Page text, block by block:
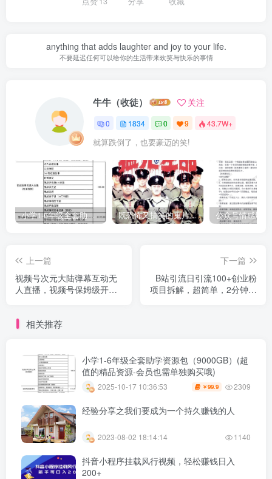
anything that adds laughter and joy to your life.
不要延迟任何可以给你的生活带来欢笑与快乐的事情
牛牛（收徒） 关注
0 1834 0 9 43.7W+
就算跌倒了，也要豪迈的笑!
小学1-6年级全套助学资源包（9000GB）(超值的精品资源-会员也需单独购买哦) 既恐怖又搞笑的鬼片（10部猛鬼恐怖片都是喜剧片）
上一篇
视频号次元大陆弹幕互动无
人直播，视频号保姆级开播
下一篇
B站引流日引流100+创业粉
项目拆解，超简单，2分钟上
相关推荐
小学1-6年级全套助学资源包（9000GB）(超
值的精品资源-会员也需单独购买哦)
2025-10-17 10:36:53 ￥99.9 2309
经验分享之我们要成为一个持久赚钱的人
2023-08-02 18:14:14 1140
抖音小程序挂载风行视频，轻松赚钱日入
200+